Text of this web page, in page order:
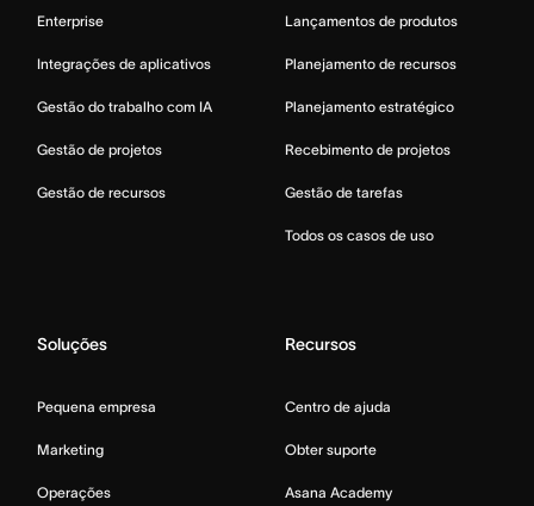
Enterprise
Integrações de aplicativos
Gestão do trabalho com IA
Gestão de projetos
Gestão de recursos
Lançamentos de produtos
Planejamento de recursos
Planejamento estratégico
Recebimento de projetos
Gestão de tarefas
Todos os casos de uso
Soluções
Pequena empresa
Marketing
Operações
Recursos
Centro de ajuda
Obter suporte
Asana Academy